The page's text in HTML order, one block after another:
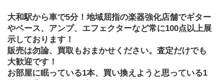
大和駅から車で5分！地域屈指の楽器強化店舗でギター
やベース、アンプ、エフェクターなど常に100点以上展
示しております！
販売は勿論、買取もおまかせください。査定だけでも
大歓迎です！
お部屋に眠っている1本、買い換えようと思っている1